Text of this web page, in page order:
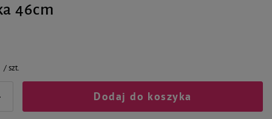
46cm
/szt.
Dodaj do koszyka